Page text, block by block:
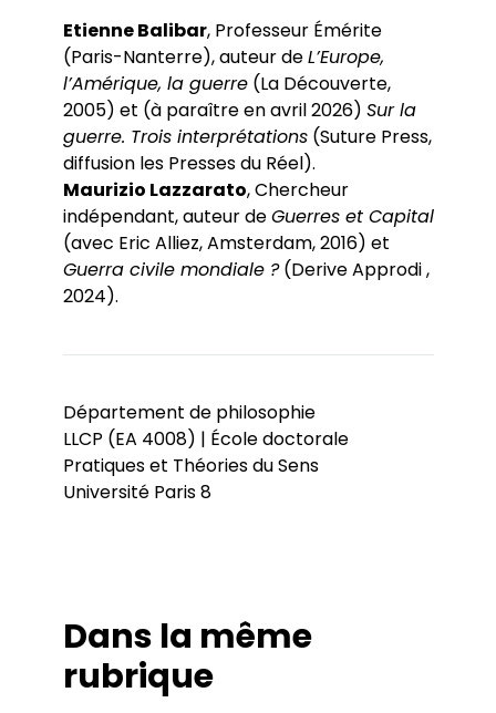
Etienne Balibar, Professeur Émérite
(Paris-Nanterre), auteur deL’Europe,
l’Amérique, la guerre(La Découverte,
2005) et (à paraître en avril 2026) Sur la
guerre. Trois interprétations(Suture Press,
diffusion les Presses du Réel).
Maurizio Lazzarato, Chercheur
indépendant, auteur deGuerres et Capital
(avec Eric Alliez, Amsterdam, 2016) et
Guerra civile mondiale ?(Derive Approdi ,
2024).
Département de philosophie
LLCP (EA 4008) | École doctorale
Pratiques et Théories du Sens
Université Paris 8
Dans la même
rubrique